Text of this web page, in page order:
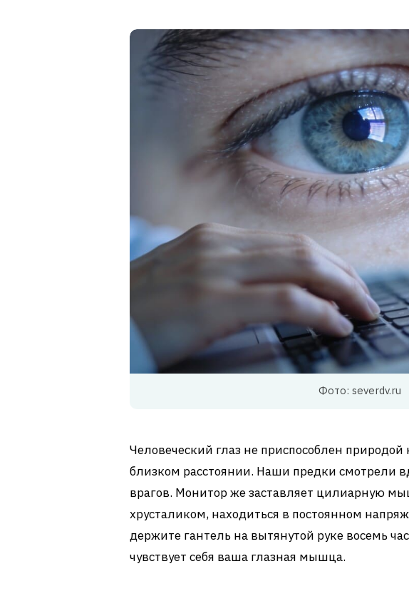
Фото: severdv.ru
Человеческий глаз не приспособлен
близком расстоянии. Наши предки смотрели
врагов. Монитор же заставляет цилиарную
хрусталиком, находиться в постоянном
держите гантель на вытянутой руке восемь
чувствует себя ваша глазная мышца.